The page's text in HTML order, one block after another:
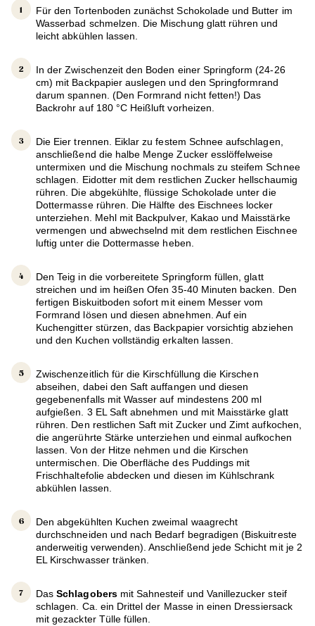
Für den Tortenboden zunächst Schokolade und Butter im
Wasserbad schmelzen. Die Mischung glatt rühren und
leicht abkühlen lassen.
In der Zwischenzeit den Boden einer Springform (24-26
cm) mit Backpapier auslegen und den Springformrand
darum spannen. (Den Formrand nicht fetten!) Das
Backrohr auf 180 °C Heißluft vorheizen.
Die Eier trennen. Eiklar zu festem Schnee aufschlagen,
anschließend die halbe Menge Zucker esslöffelweise
untermixen und die Mischung nochmals zu steifem Schnee
schlagen. Eidotter mit dem restlichen Zucker hellschaumig
rühren. Die abgekühlte, flüssige Schokolade unter die
Dottermasse rühren. Die Hälfte des Eischnees locker
unterziehen. Mehl mit Backpulver, Kakao und Maisstärke
vermengen und abwechselnd mit dem restlichen Eischnee
luftig unter die Dottermasse heben.
Den Teig in die vorbereitete Springform füllen, glatt
streichen und im heißen Ofen 35-40 Minuten backen. Den
fertigen Biskuitboden sofort mit einem Messer vom
Formrand lösen und diesen abnehmen. Auf ein
Kuchengitter stürzen, das Backpapier vorsichtig abziehen
und den Kuchen vollständig erkalten lassen.
Zwischenzeitlich für die Kirschfüllung die Kirschen
abseihen, dabei den Saft auffangen und diesen
gegebenenfalls mit Wasser auf mindestens 200 ml
aufgießen. 3 EL Saft abnehmen und mit Maisstärke glatt
rühren. Den restlichen Saft mit Zucker und Zimt aufkochen,
die angerührte Stärke unterziehen und einmal aufkochen
lassen. Von der Hitze nehmen und die Kirschen
untermischen. Die Oberfläche des Puddings mit
Frischhaltefolie abdecken und diesen im Kühlschrank
abkühlen lassen.
Den abgekühlten Kuchen zweimal waagrecht
durchschneiden und nach Bedarf begradigen (Biskuitreste
anderweitig verwenden). Anschließend jede Schicht mit je 2
EL Kirschwasser tränken.
DasSchlagobers mit Sahnesteif und Vanillezucker steif
schlagen. Ca. ein Drittel der Masse in einen Dressiersack
mit gezackter Tülle füllen.